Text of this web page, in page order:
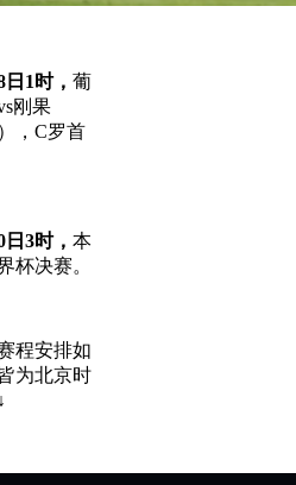
日1时， 葡
刚果
，C罗首
日3时， 本
杯决赛。
程安排如
为北京时